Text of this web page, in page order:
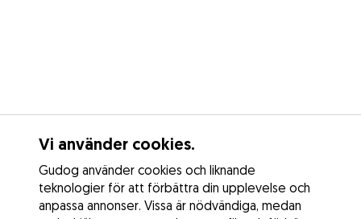
Vi använder cookies.
Gudog använder cookies och liknande
teknologier för att förbättra din upplevelse och
anpassa annonser. Vissa är nödvändiga, medan